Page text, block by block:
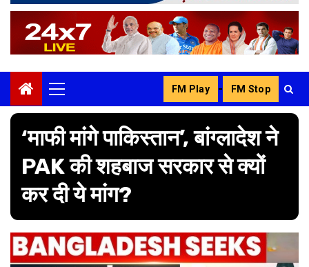
Primary
Menu
FM Play - FM Stop
‘माफी मांगे पाकिस्तान’, बांग्लादेश ने
PAK की शहबाज सरकार से क्यों
कर दी ये मांग?